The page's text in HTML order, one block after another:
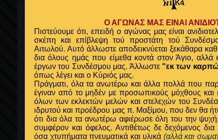
Ο ΑΓΩΝΑΣ ΜΑΣ ΕΙΝΑΙ
Πιστεύουμε ότι, επειδή ο αγώνας μας είναι
σκέπη και επίβλεψη τού προστάτη τού
Αιτωλού. Αυτό άλλωστε αποδεικνύεται ξεκάθαρα
δια όλους ημάς που είμεθα κοντά στον Άγιο,
έργων του Συνδέσμου μας. Άλλωστε "εκ των
όπως λέγει και ο Κύριός μας.
Πράγματι, όλα τα ανωτέρω και άλλα πολλά που
έγιναν από το μηδέν με προσωπικούς μόχθους και
όλων των εκλεκτών μελών και στελεχών του
ιδρυτού και προέδρου μας π. Μαξίμου, που δεν θα
ότι δια όλα τα ανωτέρω αφιέρωσε όλη του την
συμφέρον και όφελος. Αντιθέτως δε δεχόμενος
όσα χτυπήματα πνευματικά και υλικά (αλλά και